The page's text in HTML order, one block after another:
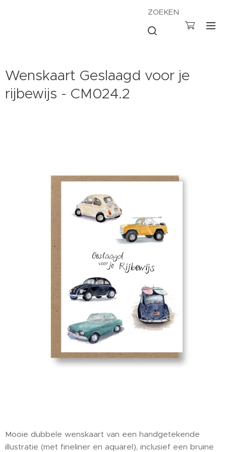
ZOEKEN
Wenskaart Geslaagd voor je
rijbewijs - CM024.2
Mooie dubbele wenskaart van een handgetekende
illustratie (met fineliner en aquarel), inclusief een bruine